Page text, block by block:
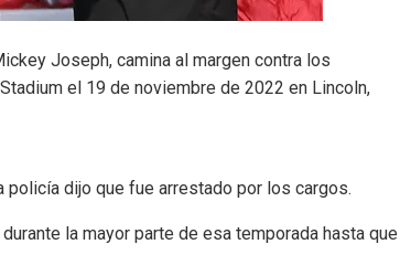
Joseph, camina al margen contra los
el 19 de noviembre de 2022 en Lincoln,
dijo que fue arrestado por los cargos.
la mayor parte de esa temporada hasta que